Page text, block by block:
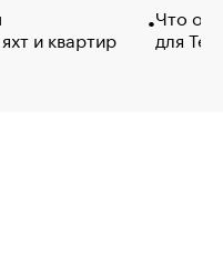
и квартир
Что
для